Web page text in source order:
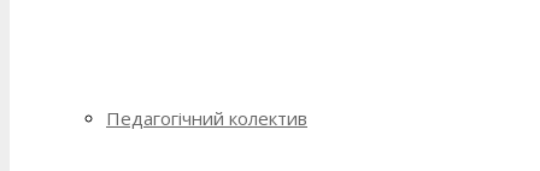
Педагогічний колектив